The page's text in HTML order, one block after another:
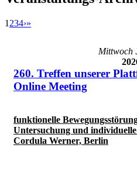
1 234›»
Mittwoch
260. Treffen unserer
Online Meeting
funktionelle
Untersuchung und
Cordula Werner, Berlin